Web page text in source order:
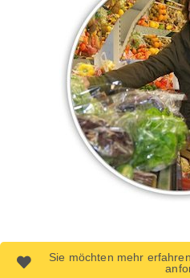
Sie möchten mehr